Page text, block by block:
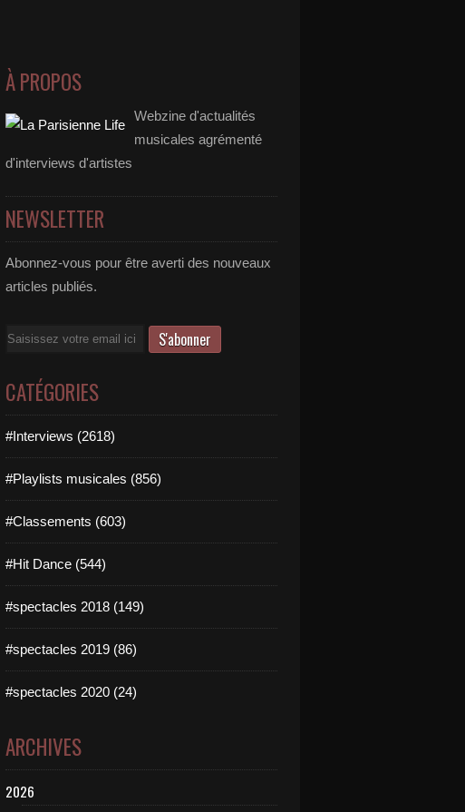
À PROPOS
Webzine d'actualités
musicales agrémenté
d'interviews d'artistes
NEWSLETTER
Abonnez-vous pour être averti des nouveaux
articles publiés.
Email
CATÉGORIES
#Interviews (2618)
#Playlists musicales (856)
#Classements (603)
#Hit Dance (544)
#spectacles 2018 (149)
#spectacles 2019 (86)
#spectacles 2020 (24)
ARCHIVES
2026